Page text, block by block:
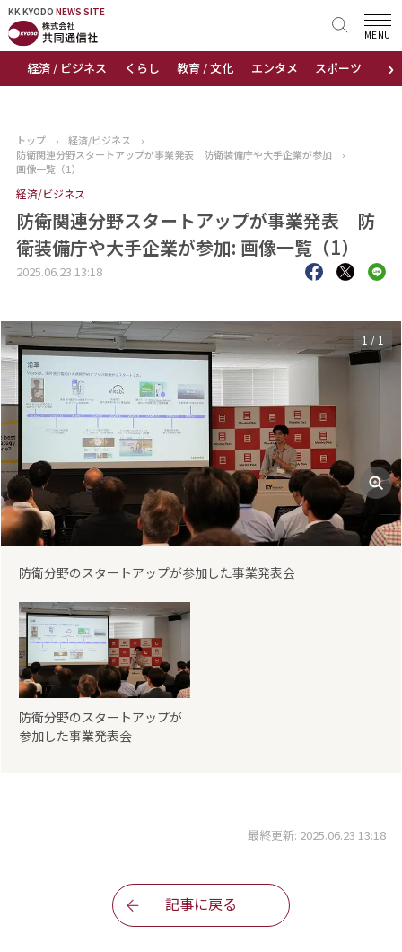
KK KYODO NEWS SITE
›
経済 / ビジネス くらし 教育 / 文化 エンタメ スポーツ 地域
MENU
KK KYODONEWS SITE
トップページ
ニュース
おすすめコンテンツ
出版物
トップ › 経済/ビジネス
›
防衛関連分野スタートアップが事業発表 防衛装備庁や大手企業が参加
›
画像一覧（1）
経済/ビジネス
防衛関連分野スタートアップが事業発表 防
衛装備庁や大手企業が参加: 画像一覧（1）
2025.06.23 13:18
防衛分野のスタートアップが参加した事業発表会
1 / 1
防衛分野のスタートアップが
参加した事業発表会
最終更新: 2025.06.23 13:18
記事に戻る